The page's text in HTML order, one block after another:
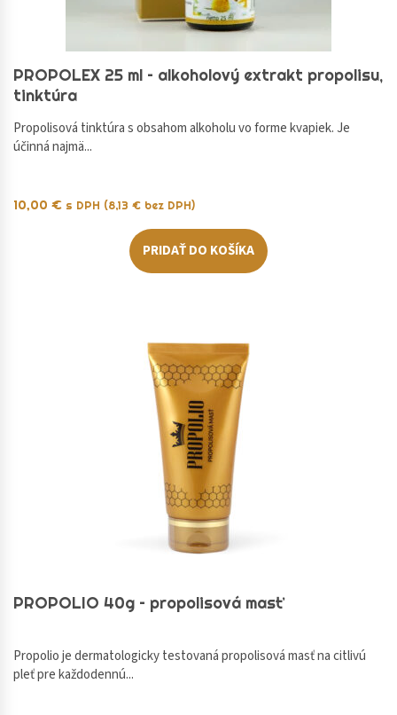
PROPOLEX 25 ml – alkoholový extrakt propolisu,
tinktúra
Propolisová tinktúra s obsahom alkoholu vo forme kvapiek. Je
účinná najmä...
10,00 € s DPH (8,13 € bez DPH)
PRIDAŤ DO KOŠÍKA
PROPOLIO 40g – propolisová masť
Propolio je dermatologicky testovaná propolisová masť na citlivú
pleť pre každodennú...